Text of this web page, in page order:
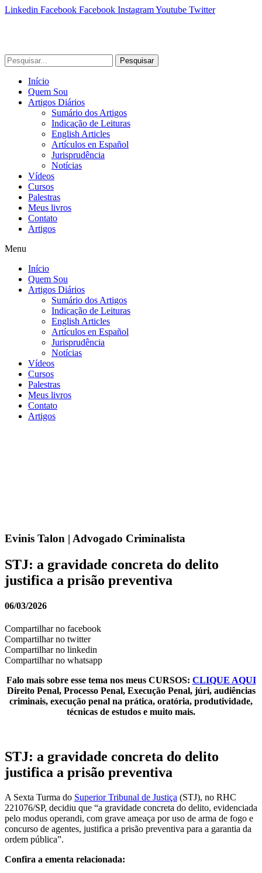
Linkedin Facebook Facebook InstagramYoutube Twitter
Pesquisar
Início
Quem Sou
Artigos Diários
Sumário dos Artigos
Indicação de Leituras
English Articles
Artículos en Español
Jurisprudência
Notícias
Vídeos
Cursos
Palestras
Meus livros
Contato
Artigos
Menu
Início
Quem Sou
Artigos Diários
Sumário dos Artigos
Indicação de Leituras
English Articles
Artículos en Español
Jurisprudência
Notícias
Vídeos
Cursos
Palestras
Meus livros
Contato
Artigos
Evinis Talon | Advogado Criminalista
STJ: a gravidade concreta do delito
justifica a prisão preventiva
06/03/2026
Compartilhar no facebook
Compartilhar no twitter
Compartilhar no linkedin
Compartilhar no whatsapp
Falo mais sobre esse tema nos meus CURSOS: CLIQUE AQUI
Direito Penal, Processo Penal, Execução Penal, júri, audiências
criminais, execução penal na prática, oratória, produtividade,
técnicas de estudos e muito mais.
STJ: a gravidade concreta do delito
justifica a prisão preventiva
A Sexta Turma do Superior Tribunal de Justiça (STJ), no RHC
221076/SP, decidiu que “a gravidade concreta do delito, evidenciada
pelo modus operandi, com grave ameaça por uso de arma de fogo e
concurso de agentes, justifica a prisão preventiva para a garantia da
ordem pública”.
Confira a ementa relacionada: